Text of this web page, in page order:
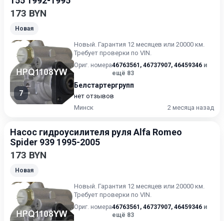
173 BYN
Новая
7
Новый. Гарантия 12 месяцев или 20000 км.
Требует проверки по VIN.
Ориг. номера46763561 , 46737907, 46459346 и
ещё 83
Белстартергрупп
нет отзывов
Минск
2 месяца назад
Насос гидроусилителя руля Alfa Romeo
Spider 939 1995-2005
173 BYN
Новая
Новый. Гарантия 12 месяцев или 20000 км.
Требует проверки по VIN.
Ориг. номера46763561 , 46737907, 46459346 и
ещё 83